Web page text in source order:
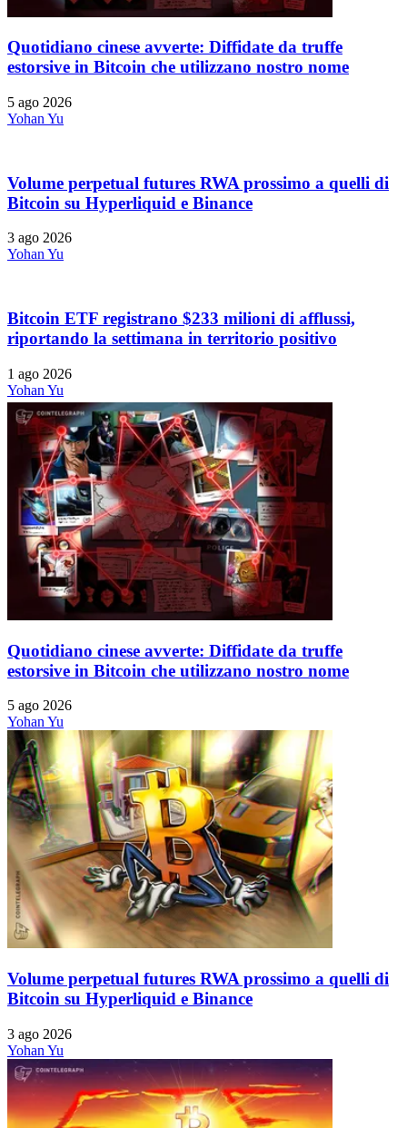
Quotidiano cinese avverte: Diffidate da truffe
estorsive in Bitcoin che utilizzano nostro nome
5 ago 2026
Yohan Yu
Volume perpetual futures RWA prossimo a quelli di
Bitcoin su Hyperliquid e Binance
3 ago 2026
Yohan Yu
Bitcoin ETF registrano $233 milioni di afflussi,
riportando la settimana in territorio positivo
1 ago 2026
Yohan Yu
Quotidiano cinese avverte: Diffidate da truffe
estorsive in Bitcoin che utilizzano nostro nome
5 ago 2026
Yohan Yu
Volume perpetual futures RWA prossimo a quelli di
Bitcoin su Hyperliquid e Binance
3 ago 2026
Yohan Yu